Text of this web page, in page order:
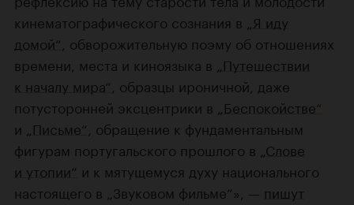
кинематографического сознания в
„Я иду
домой“ , обворожительную поэму об отношениях
времени, места и киноязыка в
„Путешествии
к началу мира“ , образцы ироничной, даже
потусторонней эксцентрики в
„Беспокойстве“
и
„Письме“ , обращение к фундаментальным
фигурам португальского прошлого в „Слове
и утопии“ и к мятущемуся духу национального
настоящего в „Звуковом фильме“», — пишут